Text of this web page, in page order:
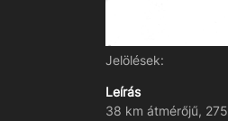
Jelölések:
Leírás
38 km átmérőjű,